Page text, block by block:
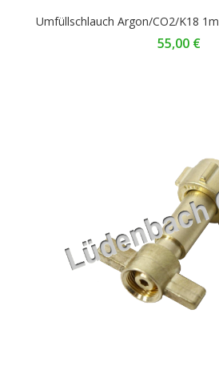
Umfüllschlauch Argon/CO2/K18 1m
55,00 €